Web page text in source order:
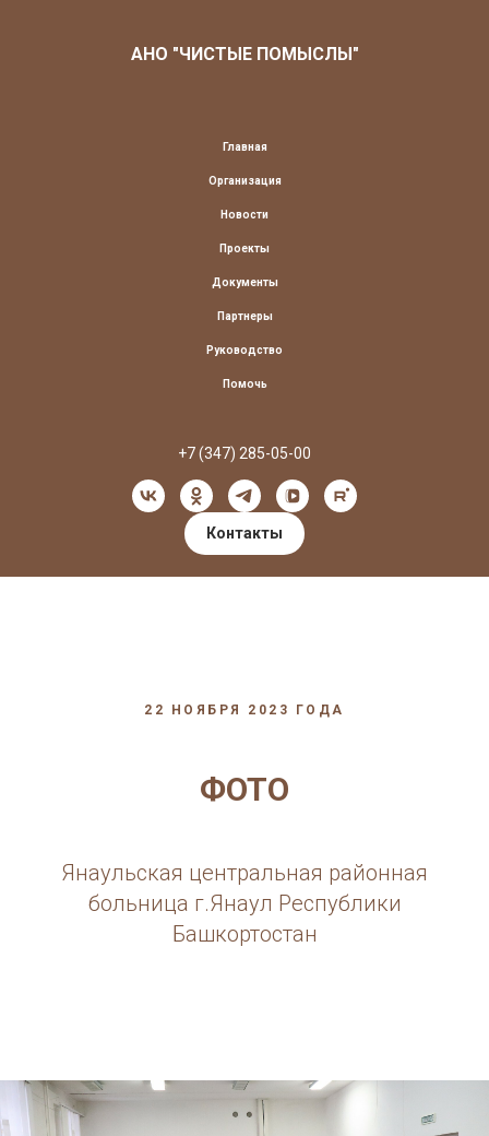
АНО "ЧИСТЫЕ ПОМЫСЛЫ"
Главная
Организация
Новости
Проекты
Документы
Партнеры
Руководство
Помочь
+7 (347) 285-05-00
Контакты
22 НОЯБРЯ 2023 ГОДА
ФОТО
Янаульская центральная районная
больница г.Янаул Республики
Башкортостан